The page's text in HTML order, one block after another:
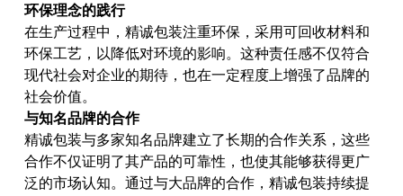
环保理念的践行
在生产过程中，精诚包装注重环保，采用可回收材料和
环保工艺，以降低对环境的影响。这种责任感不仅符合
现代社会对企业的期待，也在一定程度上增强了品牌的
社会价值。
与知名品牌的合作
精诚包装与多家知名品牌建立了长期的合作关系，这些
合作不仅证明了其产品的可靠性，也使其能够获得更广
泛的市场认知。通过与大品牌的合作，精诚包装持续提